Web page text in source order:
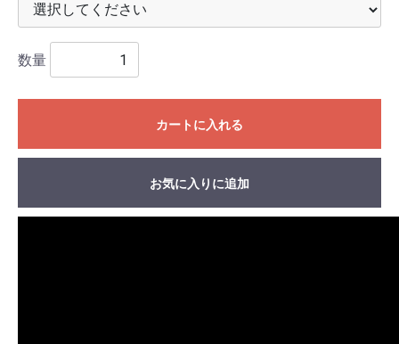
数量
カートに入れる
お気に入りに追加